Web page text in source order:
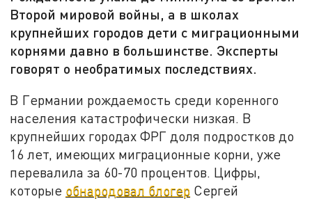
Второй мировой войны, а в школах
крупнейших городов дети с миграционными
корнями давно в большинстве. Эксперты
говорят о необратимых последствиях.
В Германии рождаемость среди коренного
населения катастрофически низкая. В
крупнейших городах ФРГ доля подростков до
16 лет, имеющих миграционные корни, уже
перевалила за 60-70 процентов. Цифры,
которые обнародовал блогер Сергей